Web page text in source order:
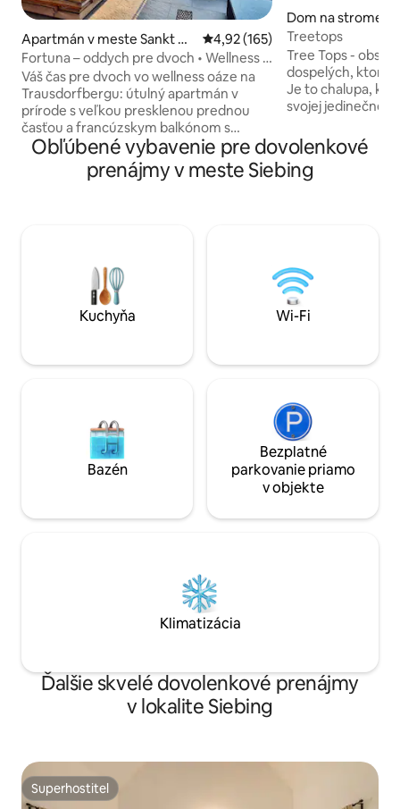
Apartmán v meste Sankt M
arein bei Graz
Priemerné ohodnotenie 4,92 z
4,92 (165)
Fortuna – oddych pre dvoch • Wellness a
výhľad na prírodu
Váš čas pre dvoch vo wellness oáze na
Trausdorfbergu: útulný apartmán v
prírode s veľkou presklenou prednou
časťou a francúzskym balkónom s
výhľadom na vidiek. Naša farma so
sliepkami a ovcami a príjemnou
atmosférou vás pozýva, aby ste
produktmi na farme. Medzi Grazom a
kúpeľným a kulinárskym regiónom
juhovýchodného Štajerska – ideálne na
chvíle odpočinku a pôžitku.
Dom na strome v
kovci
Treetops
Tree Tops -
dospelých, ktoré
Je to chalupa,
svojej jedinečnej
poteší aj toho
Tento drevený
observatórium
Obľúbené vybavenie pre dovolenkové
prenájmy v meste Siebing
Kuchyňa Wi-Fi
Bazén
Bezplatné
parkovanie priamo
v objekte
Klimatizácia
Ďalšie skvelé dovolenkové prenájmy
v lokalite Siebing
Superhostiteľ
Superhostiteľ